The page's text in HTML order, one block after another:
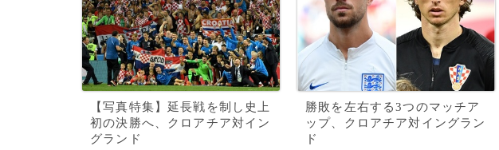
【写真特集】延長戦を制し史上
初の決勝へ、クロアチア対イン
グランド
勝敗を左右する3つのマッチア
ップ、クロアチア対イングラン
ド